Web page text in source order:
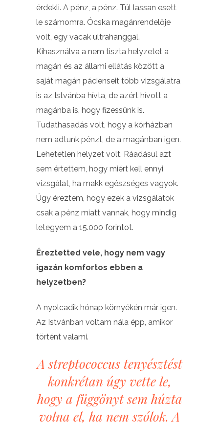
érdekli. A pénz, a pénz. Túl lassan esett
le számomra. Ócska magánrendelője
volt, egy vacak ultrahanggal.
Kihasználva a nem tiszta helyzetet a
magán és az állami ellátás között a
saját magán pácienseit több vizsgálatra
is az Istvánba hívta, de azért hívott a
magánba is, hogy fizessünk is.
Tudathasadás volt, hogy a kórházban
nem adtunk pénzt, de a magánban igen.
Lehetetlen helyzet volt. Ráadásul azt
sem értettem, hogy miért kell ennyi
vizsgálat, ha makk egészséges vagyok.
Úgy éreztem, hogy ezek a vizsgálatok
csak a pénz miatt vannak, hogy mindig
letegyem a 15.000 forintot.
Éreztetted vele, hogy nem vagy
igazán komfortos ebben a
helyzetben?
A nyolcadik hónap környékén már igen.
Az Istvánban voltam nála épp, amikor
történt valami.
A streptococcus tenyésztést
konkrétan úgy vette le,
hogy a függönyt sem húzta
volna el, ha nem szólok. A